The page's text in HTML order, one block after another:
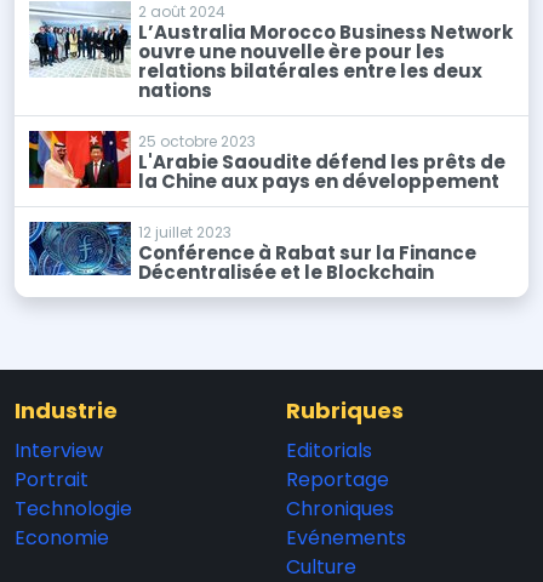
2 août 2024
L’Australia Morocco Business Network
ouvre une nouvelle ère pour les
relations bilatérales entre les deux
nations
25 octobre 2023
L'Arabie Saoudite défend les prêts de
la Chine aux pays en développement
12 juillet 2023
Conférence à Rabat sur la Finance
Décentralisée et le Blockchain
Industrie
Interview
Portrait
Technologie
Economie
Rubriques
Editorials
Reportage
Chroniques
Evénements
Culture